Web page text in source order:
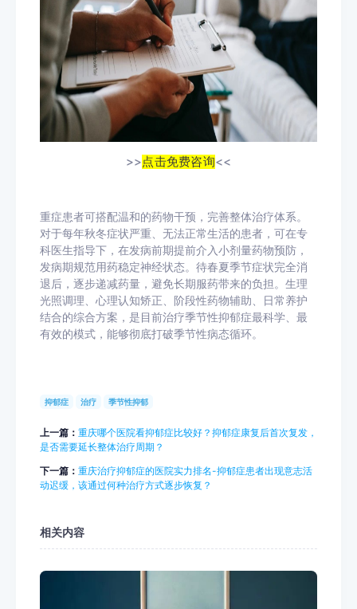
>>点击免费咨询<<
重症患者可搭配温和的药物干预，完善整体治疗体系。
对于每年秋冬症状严重、无法正常生活的患者，可在专
科医生指导下，在发病前期提前介入小剂量药物预防，
发病期规范用药稳定神经状态。待春夏季节症状完全消
退后，逐步递减药量，避免长期服药带来的负担。生理
光照调理、心理认知矫正、阶段性药物辅助、日常养护
结合的综合方案，是目前治疗季节性抑郁症最科学、最
有效的模式，能够彻底打破季节性病态循环。
抑郁症 治疗 季节性抑郁
上一篇： 重庆哪个医院看抑郁症比较好？抑郁症康复后首次复发，
是否需要延长整体治疗周期？
下一篇： 重庆治疗抑郁症的医院实力排名-抑郁症患者出现意志活
动迟缓，该通过何种治疗方式逐步恢复？
相关内容